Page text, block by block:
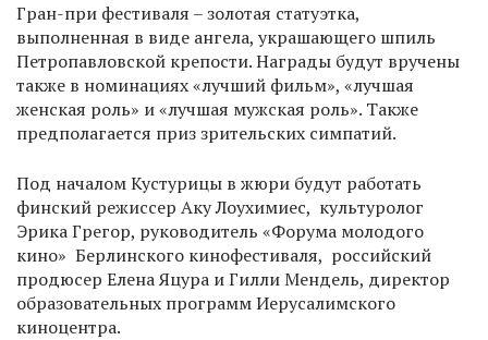
Гран-при фестиваля – золотая статуэтка,
выполненная в виде ангела, украшающего шпиль
Петропавловской крепости. Награды будут вручены
также в номинациях «лучший фильм», «лучшая
женская роль» и «лучшая мужская роль». Также
предполагается приз зрительских симпатий.
Под началом Кустурицы в жюри будут работать
финский режиссер Аку Лоухимиес, культуролог
Эрика Грегор, руководитель «Форума молодого
кино» Берлинского кинофестиваля, российский
продюсер Елена Яцура и Гилли Мендель, директор
образовательных программ Иерусалимского
киноцентра.